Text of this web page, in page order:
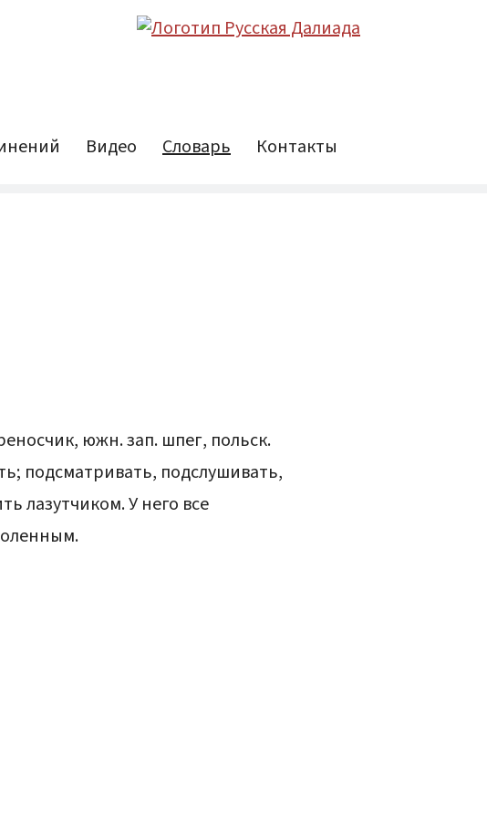
Видео Словарь Контакты
южн. зап. шпег, польск.
подсматривать, подслушивать,
лазутчиком. У него все